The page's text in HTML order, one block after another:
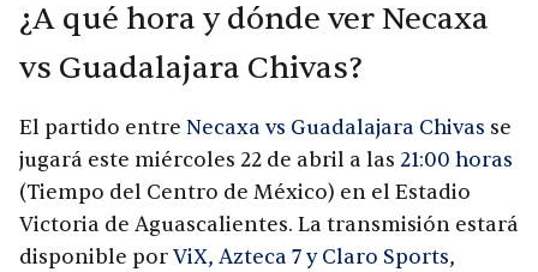
¿A qué hora y dónde ver Necaxa
vs Guadalajara Chivas?
El partido entre Necaxa vs Guadalajara Chivas se
jugará este miércoles 22 de abril a las 21:00 horas
(Tiempo del Centro de México) en el Estadio
Victoria de Aguascalientes. La transmisión estará
disponible porViX, Azteca 7 y Claro Sports,